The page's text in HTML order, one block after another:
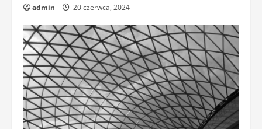
admin 20 czerwca, 2024